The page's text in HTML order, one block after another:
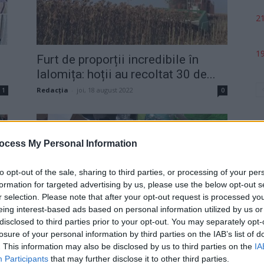
My Personal Information
opt-out of the sale, sharing to third parties, or processing of your
for targeted advertising by us, please use the below opt-out
selection. Please note that after your opt-out request is processed
interest-based ads based on personal information utilized by us
to third parties prior to your opt-out. You may separately
of your personal information by third parties on the IAB’s list of
This information may also be disclosed by us to third parties on the
Participants that may further disclose it to other third parties.
1
Furt de proporții incredibile în
Ialomița: hoții au recoltat 30 de...
Redacţia joi, 18 august 2022 0
Militarii ruși și-au deschis bazar în
Belarus, unde vând obiecte furate...
Cristian Hubali sâmbătă, 2 aprilie 2022